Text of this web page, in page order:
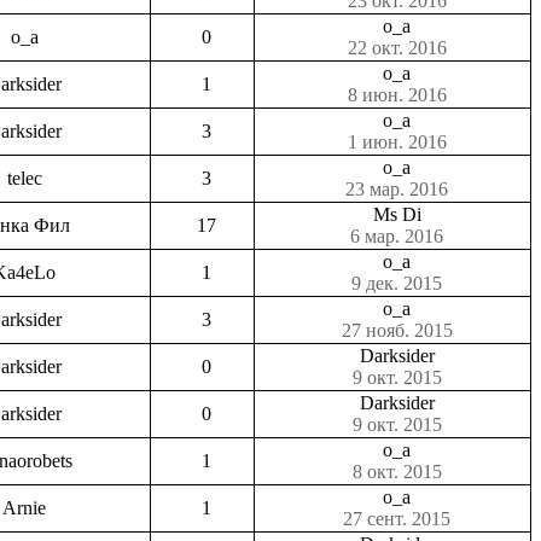
o_a 0
o_a
22 окт. 2016
1
o_a
8 июн. 2016
3
o_a
1 июн. 2016
telec 3
o_a
23 мар. 2016
Фил 17
Ms Di
6 мар. 2016
1
o_a
9 дек. 2015
3
o_a
27 нояб. 2015
0
Darksider
9 окт. 2015
0
Darksider
9 окт. 2015
1
o_a
8 окт. 2015
Arnie 1
o_a
27 сент. 2015